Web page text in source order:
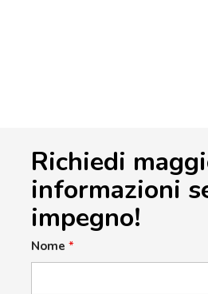
Richiedi
informazioni
impegno!
Nome *